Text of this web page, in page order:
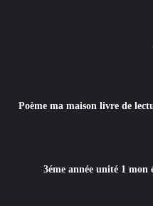
Poème ma maison livre de
3éme année unité 1 mon